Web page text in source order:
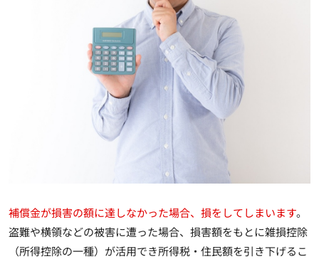
補償金が損害の額に達しなかった場合、損をしてしまいます。
盗難や横領などの被害に遭った場合、損害額をもとに雑損控除
（所得控除の一種）が活用でき所得税・住民額を引き下げるこ